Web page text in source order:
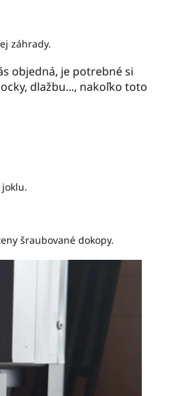
záhrady.
objedná, je potrebné si
dlažbu..., nakoľko toto
šraubované dokopy.